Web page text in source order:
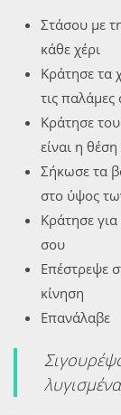
Στάσου με
κάθε χέρι
Κράτησε τα
τις
Κράτησε
είναι η
Σήκωσε τα
στο ύψος
Κράτησε
σου
Επέστρεψε
κίνηση
Επανάλαβε